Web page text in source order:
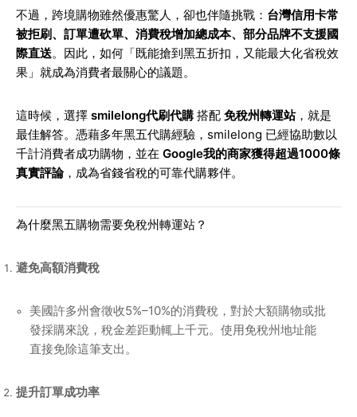
不過，跨境購物雖然優惠驚人，卻也伴隨挑戰： 台灣信用卡常
被拒刷、訂單遭砍單、消費稅增加總成本、部分品牌不支援國
際直送。因此，如何「既能搶到黑五折扣，又能最大化省稅效
果」就成為消費者最關心的議題。
這時候，選擇 smilelong代刷代購 搭配 免稅州轉運站，就是
最佳解答。憑藉多年黑五代購經驗，smilelong 已經協助數以
千計消費者成功購物，並在 Google我的商家獲得超過1000條
真實評論，成為省錢省稅的可靠代購夥伴。
為什麼黑五購物需要免稅州轉運站？
避免高額消費稅
美國許多州會徵收5%–10%的消費稅，對於大額購物或批
發採購來說，稅金差距動輒上千元。使用免稅州地址能
直接免除這筆支出。
提升訂單成功率